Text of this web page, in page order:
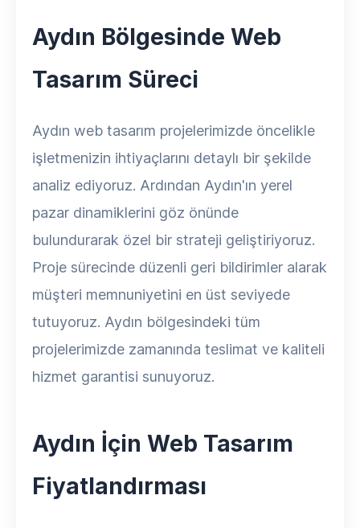
Aydın Bölgesinde Web
Tasarım Süreci
Aydın web tasarım projelerimizde öncelikle
işletmenizin ihtiyaçlarını detaylı bir şekilde
analiz ediyoruz. Ardından Aydın'ın yerel
pazar dinamiklerini göz önünde
bulundurarak özel bir strateji geliştiriyoruz.
Proje sürecinde düzenli geri bildirimler alarak
müşteri memnuniyetini en üst seviyede
tutuyoruz. Aydın bölgesindeki tüm
projelerimizde zamanında teslimat ve kaliteli
hizmet garantisi sunuyoruz.
Aydın İçin Web Tasarım
Fiyatlandırması